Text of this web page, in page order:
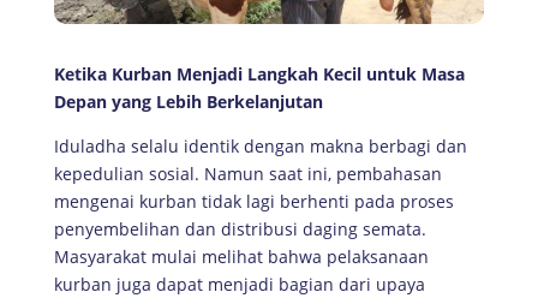
Ketika Kurban Menjadi Langkah Kecil untuk Masa
Depan yang Lebih Berkelanjutan
Iduladha selalu identik dengan makna berbagi dan
kepedulian sosial. Namun saat ini, pembahasan
mengenai kurban tidak lagi berhenti pada proses
penyembelihan dan distribusi daging semata.
Masyarakat mulai melihat bahwa pelaksanaan
kurban juga dapat menjadi bagian dari upaya